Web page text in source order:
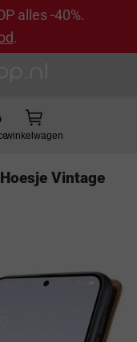
alles -40%.
.
Vintage